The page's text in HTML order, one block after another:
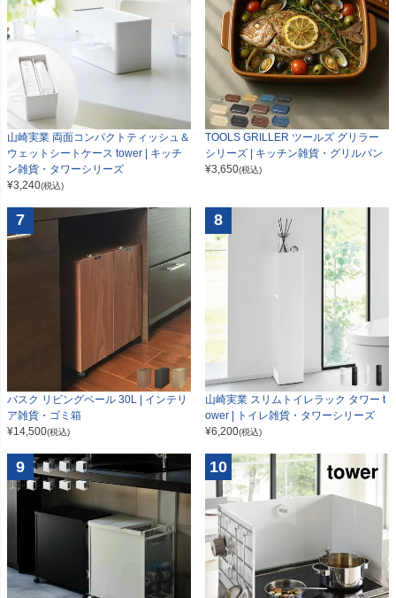
山崎実業 両面コンパクトティッシュ＆
ウェットシートケース tower | キッチ
ン雑貨・タワーシリーズ
¥3,240(税込)
TOOLS GRILLER ツールズ グリラー
シリーズ | キッチン雑貨・グリルパン
¥3,650(税込)
7
バスク リビングペール 30L | インテリ
ア雑貨・ゴミ箱
¥14,500(税込)
8
山崎実業 スリムトイレラック タワー t
ower | トイレ雑貨・タワーシリーズ
¥6,200(税込)
9 10